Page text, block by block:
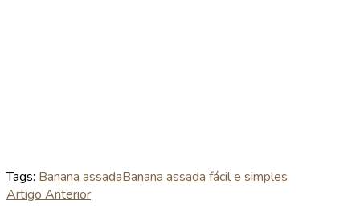
Tags: Banana assadaBanana assada fácil e simples
Artigo Anterior